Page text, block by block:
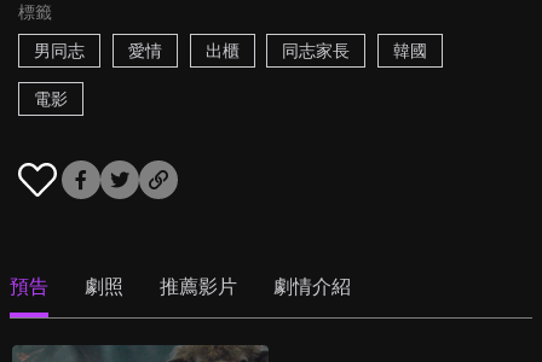
標籤
男同志
愛情 出櫃 同志家長 韓國
電影
預告 劇照 推薦影片 劇情介紹